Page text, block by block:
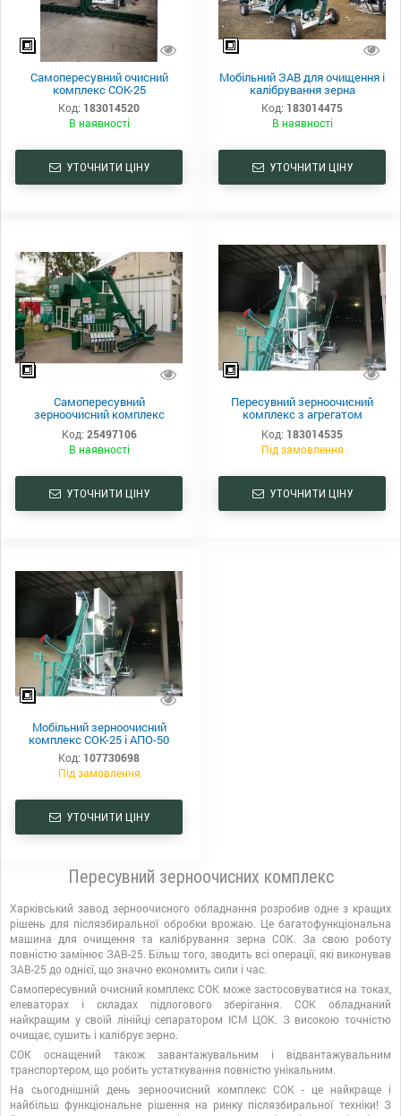
Самопересувний очисний
комплекс СОК-25
Код: 183014520
В наявності
УТОЧНИТИ ЦІНУ
Мобільний ЗАВ для очищення і
калібрування зерна
Код: 183014475
В наявності
УТОЧНИТИ ЦІНУ
Самопересувний
зерноочисний комплекс
СОК-30
Код: 25497106
В наявності
УТОЧНИТИ ЦІНУ
Пересувний зерноочисний
комплекс з агрегатом
попереднього очищення
Код: 183014535
Під замовлення
УТОЧНИТИ ЦІНУ
Мобільний зерноочисний
комплекс СОК-25 і АПО-50
Код: 107730698
Під замовлення
УТОЧНИТИ ЦІНУ
Пересувний зерноочисних комплекс
Харківський завод зерноочисного обладнання розробив одне з кращих
рішень для післязбиральної обробки врожаю. Це багатофункціональна
машина для очищення та калібрування зерна СОК. За свою роботу
повністю замінює ЗАВ-25. Більш того, зводить всі операції, які виконував
ЗАВ-25 до однієї, що значно економить сили і час.
Самопересувний очисний комплекс СОК може застосовуватися на токах,
елеваторах і складах підлогового зберігання. СОК обладнаний
найкращим у своїй лінійці сепаратором ІСМ ЦОК. З високою точністю
очищає, сушить і калібрує зерно.
СОК оснащений також завантажувальним і відвантажувальним
транспортером, що робить устаткування повністю унікальним.
На сьогоднішній день зерноочисний комплекс СОК - це найкраще і
найбільш функціональне рішення на ринку післязбиральної техніки! З